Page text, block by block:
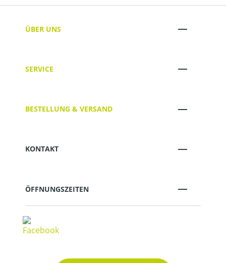
ÜBER UNS
SERVICE
BESTELLUNG & VERSAND
KONTAKT
ÖFFNUNGSZEITEN